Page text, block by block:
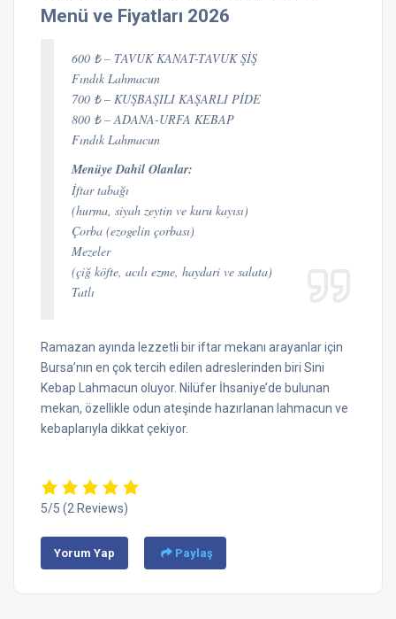
Menü ve Fiyatları 2026
600 ₺ – TAVUK KANAT-TAVUK ŞİŞ
Fındık Lahmacun
700 ₺ – KUŞBAŞILI KAŞARLI PİDE
800 ₺ – ADANA-URFA KEBAP
Fındık Lahmacun
Menüye Dahil Olanlar:
İftar tabağı
(hurma, siyah zeytin ve kuru kayısı)
Çorba (ezogelin çorbası)
Mezeler
(çiğ köfte, acılı ezme, haydari ve salata)
Tatlı
Ramazan ayında lezzetli bir iftar mekanı arayanlar için
Bursa’nın en çok tercih edilen adreslerinden biri Sini
Kebap Lahmacun oluyor. Nilüfer İhsaniye’de bulunan
mekan, özellikle odun ateşinde hazırlanan lahmacun ve
kebaplarıyla dikkat çekiyor.
5/5 (2 Reviews)
Yorum Yap Paylaş